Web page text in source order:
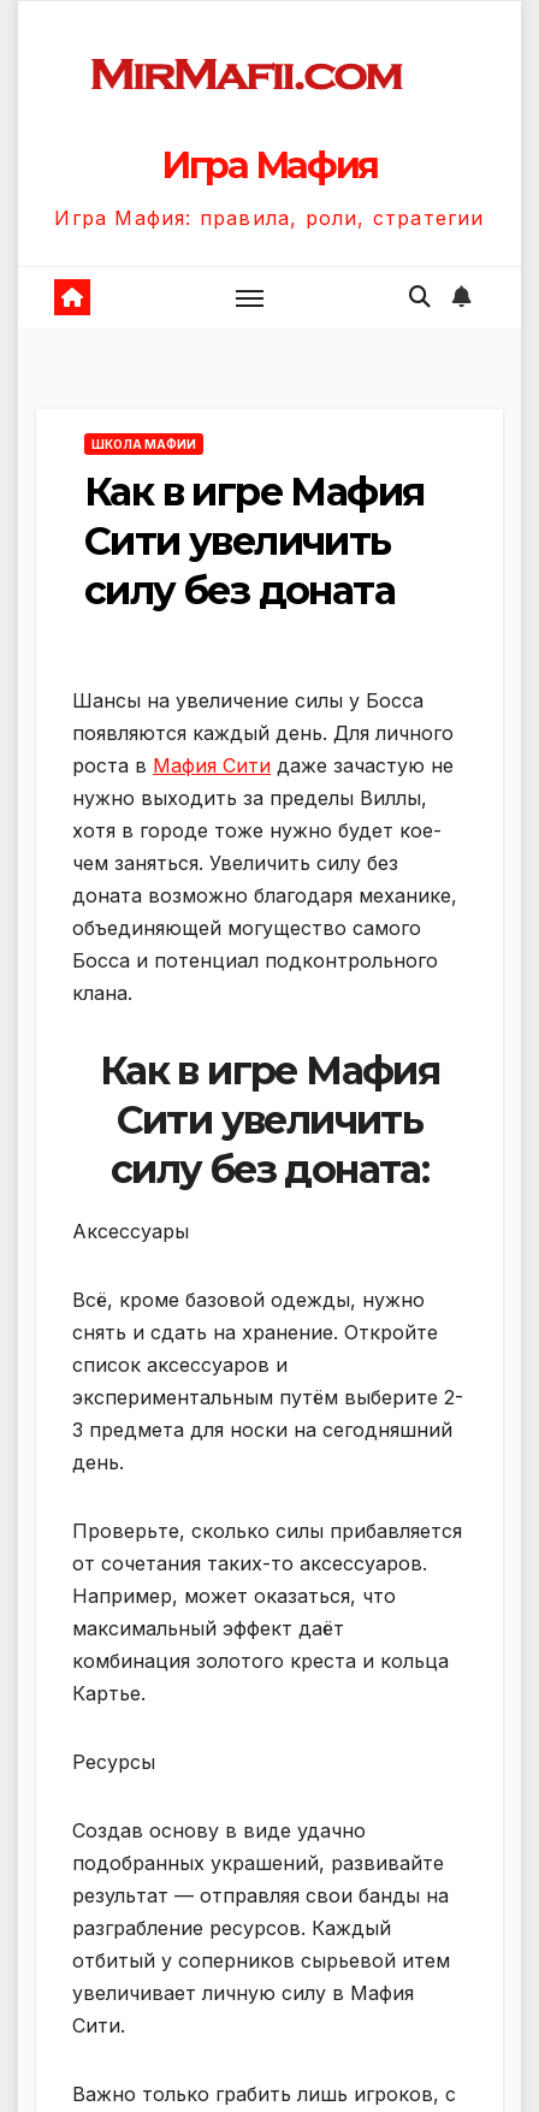
содержанию
Игра Мафия
Игра Мафия: правила, роли, стратегии
ШКОЛА МАФИИ
Как в игре Мафия
Сити увеличить
силу без доната
Шансы на увеличение силы у Босса
появляются каждый день. Для личного
роста в Мафия Сити даже зачастую не
нужно выходить за пределы Виллы,
хотя в городе тоже нужно будет кое-
чем заняться. Увеличить силу без
доната возможно благодаря механике,
объединяющей могущество самого
Босса и потенциал подконтрольного
клана.
Как в игре Мафия
Сити увеличить
силу без доната:
Аксессуары
Всё, кроме базовой одежды, нужно
снять и сдать на хранение. Откройте
список аксессуаров и
экспериментальным путём выберите 2-
3 предмета для носки на сегодняшний
день.
Проверьте, сколько силы прибавляется
от сочетания таких-то аксессуаров.
Например, может оказаться, что
максимальный эффект даёт
комбинация золотого креста и кольца
Картье.
Ресурсы
Создав основу в виде удачно
подобранных украшений, развивайте
результат — отправляя свои банды на
разграбление ресурсов. Каждый
отбитый у соперников сырьевой итем
увеличивает личную силу в Мафия
Сити.
Важно только грабить лишь игроков, с